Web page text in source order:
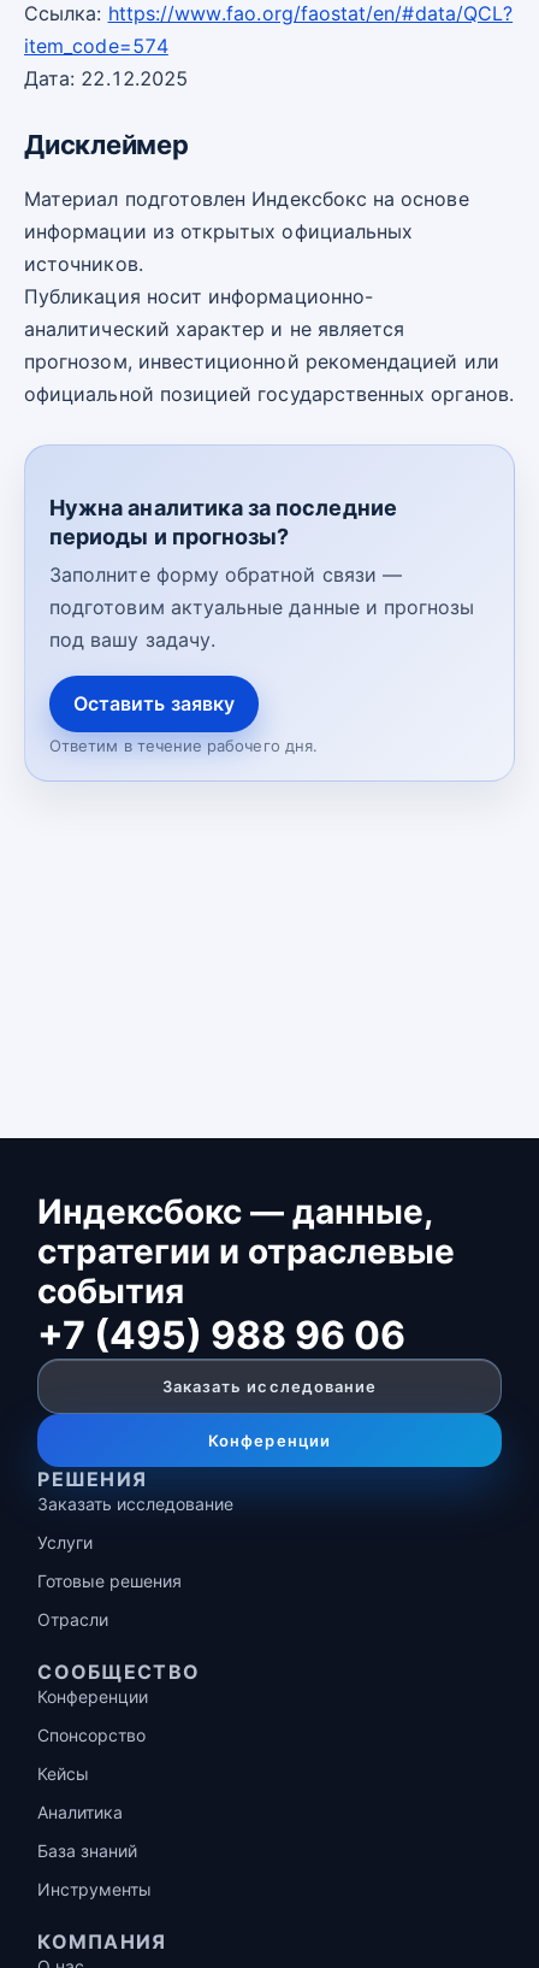
Ссылка: https://www.fao.org/faostat/en/#data/QCL?
item_code=574
Дата: 22.12.2025
Дисклеймер
Материал подготовлен Индексбокс на основе
информации из открытых официальных
источников.
Публикация носит информационно-
аналитический характер и не является
прогнозом, инвестиционной рекомендацией или
официальной позицией государственных органов.
Нужна аналитика за последние
периоды и прогнозы?
Заполните форму обратной связи —
подготовим актуальные данные и прогнозы
под вашу задачу.
Оставить заявку
Ответим в течение рабочего дня.
Индексбокс — данные,
стратегии и отраслевые
события
+7 (495) 988 96 06
Заказать исследование
Конференции
РЕШЕНИЯ
Заказать исследование
Услуги
Готовые решения
Отрасли
СООБЩЕСТВО
Конференции
Спонсорство
Кейсы
Аналитика
База знаний
Инструменты
КОМПАНИЯ